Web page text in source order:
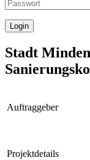
Stadt
Auftraggeber
Projektdetails